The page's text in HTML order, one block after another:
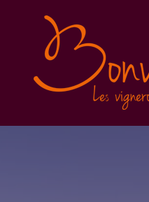
Vins en Fête 2025
Balade gourmande
Inscription
Conditions générales
Vins en Fête 2023